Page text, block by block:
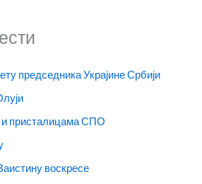
председника Украјине Србији
и присталицама СПО
воскресе